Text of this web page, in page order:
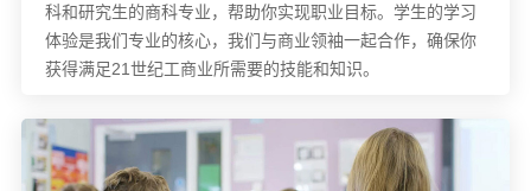
科和研究生的商科专业，帮助你实现职业目标。学生的学习
体验是我们专业的核心，我们与商业领袖一起合作，确保你
获得满足21世纪工商业所需要的技能和知识。